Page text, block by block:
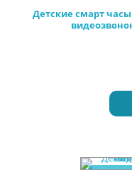
Детские смарт часы